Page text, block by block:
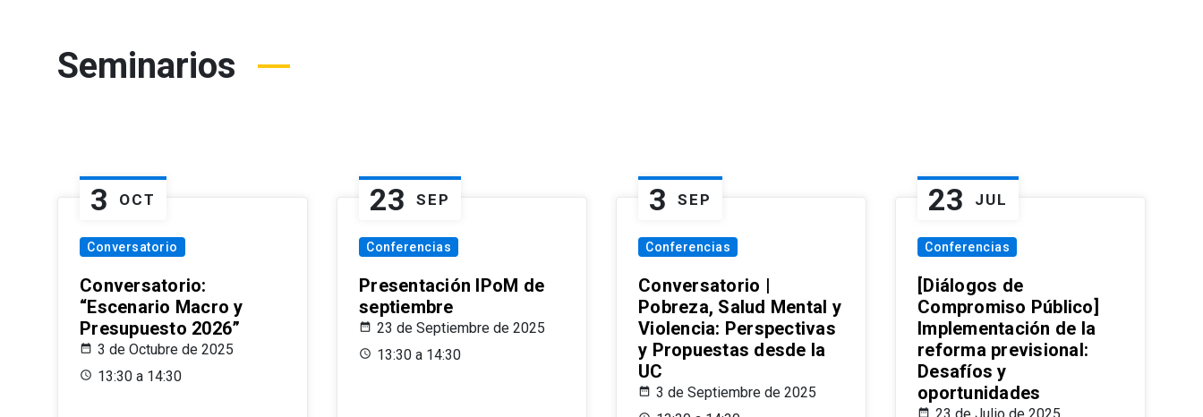
Seminarios
3 OCT
Conversatorio
Conversatorio:
“Escenario Macro y
Presupuesto 2026”
3 de Octubre de 2025
13:30 a 14:30
23 SEP
Conferencias
Presentación IPoM de
septiembre
23 de Septiembre de 2025
13:30 a 14:30
3 SEP
Conferencias
Conversatorio |
Pobreza, Salud Mental y
Violencia: Perspectivas
y Propuestas desde la
UC
3 de Septiembre de 2025
23 JUL
Conferencias
[Diálogos de
Compromiso Público]
Implementación de la
reforma previsional:
Desafíos y
oportunidades